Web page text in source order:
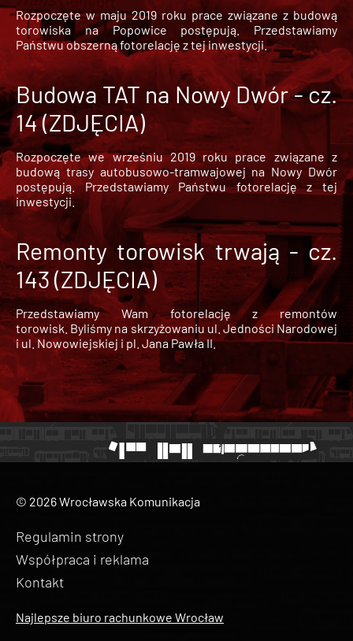
Rozpoczęte w maju 2019 roku prace związane z budową
torowiska na Popowice
postępują. Przedstawiamy
Państwu obszerną fotorelację z tej inwestycji.
Budowa TAT na Nowy Dwór - cz.
14 (ZDJĘCIA)
Rozpoczęte we wrześniu 2019 roku prace związane z
budową trasy autobusowo-tramwajowej na Nowy Dwór
postępują. Przedstawiamy Państwu fotorelację z tej
inwestycji.
Remonty torowisk trwają - cz.
143 (ZDJĘCIA)
Przedstawiamy Wam fotorelację z remontów
torowisk. Byliśmy na skrzyżowaniu ul. Jedności Narodowej
i ul. Nowowiejskiej i pl. Jana Pawła II.
© 2026 Wrocławska Komunikacja
Regulamin strony
Współpraca i reklama
Kontakt
Najlepsze biuro rachunkowe Wrocław